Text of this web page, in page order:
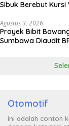
Sibuk Berebut
Agustus 3, 2026
Proyek Bibit
Sumbawa Diaudit
Otomotif
Ini adalah contoh